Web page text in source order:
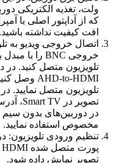
ولت، تغذیه الکتریکی
که از آداپتور اصلی با
افت کیفیت نداشته باشید.
اتصال خروجی ویدیو به
در دوربین‌های بدون سیم
مخصوص استفاده نمایید.
تنظیم ورودی تلویزیون:
تصویر نمایش داده شود.